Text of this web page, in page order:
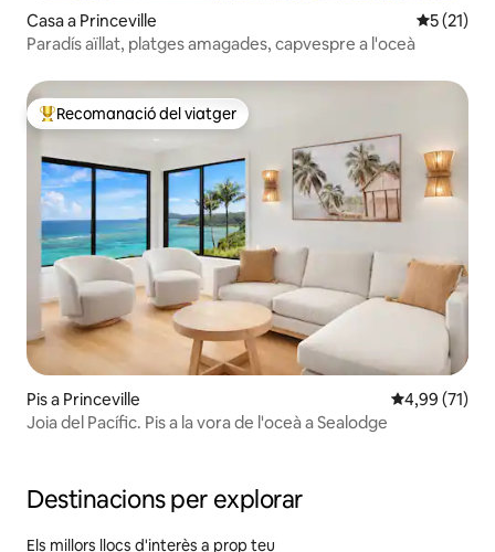
Casa a Princeville 5 de
5 (21)
Paradís aïllat, platges amagades, capvespre a l'oceà
Principals recomanacions dels viatgers
Recomanació del viatger
Pis a Princeville 4,99 de
4,99 (71)
Joia del Pacífic. Pis a la vora de l'oceà a Sealodge
Destinacions per explorar
Els millors llocs d'interès a prop teu